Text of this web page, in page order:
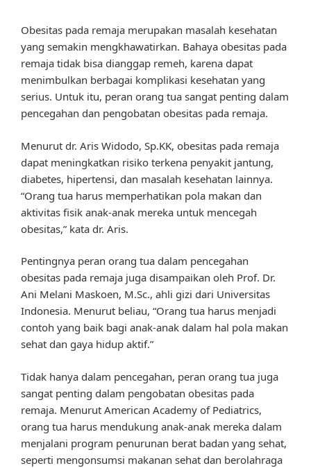
Obesitas pada remaja merupakan masalah kesehatan
yang semakin mengkhawatirkan. Bahaya obesitas pada
remaja tidak bisa dianggap remeh, karena dapat
menimbulkan berbagai komplikasi kesehatan yang
serius. Untuk itu, peran orang tua sangat penting dalam
pencegahan dan pengobatan obesitas pada remaja.
Menurut dr. Aris Widodo, Sp.KK, obesitas pada remaja
dapat meningkatkan risiko terkena penyakit jantung,
diabetes, hipertensi, dan masalah kesehatan lainnya.
“Orang tua harus memperhatikan pola makan dan
aktivitas fisik anak-anak mereka untuk mencegah
obesitas,” kata dr. Aris.
Pentingnya peran orang tua dalam pencegahan
obesitas pada remaja juga disampaikan oleh Prof. Dr.
Ani Melani Maskoen, M.Sc., ahli gizi dari Universitas
Indonesia. Menurut beliau, “Orang tua harus menjadi
contoh yang baik bagi anak-anak dalam hal pola makan
sehat dan gaya hidup aktif.”
Tidak hanya dalam pencegahan, peran orang tua juga
sangat penting dalam pengobatan obesitas pada
remaja. Menurut American Academy of Pediatrics,
orang tua harus mendukung anak-anak mereka dalam
menjalani program penurunan berat badan yang sehat,
seperti mengonsumsi makanan sehat dan berolahraga